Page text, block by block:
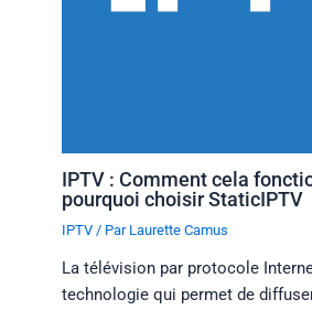
IPTV : Comment cela
pourquoi choisir StaticIPTV
IPTV / Par Laurette Camus
La télévision par protocole
technologie qui permet de